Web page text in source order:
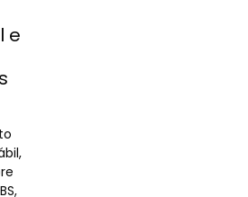
e